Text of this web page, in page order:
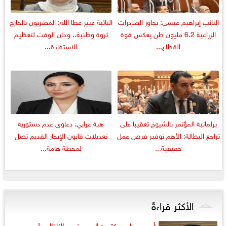
النائب إبراهيم عيسى: تجاوز الصادرات
الزراعية 6.2 مليون طن يعكس قوة
القطاع...
النائبة عبير عطا الله: المصريون بالخارج
ثروة وطنية.. وحان الوقت لتعظيم
الاستفادة...
برلمانية المؤتمر بالشيوخ تعقيبا على
تراجع البطالة: الأهم توفير فرص عمل
حقيقية...
هبة عرابي: دعاوى عدم دستورية
تعديلات قانون الإيجار القديم تصل
لمحطة هامة...
الأكثر قراءةً